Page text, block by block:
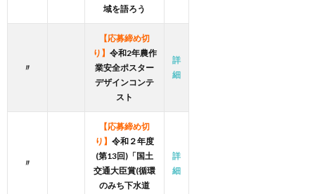
域を語ろう
〃
【応募締め切
り】 令和2年農作
業安全ポスター
デザインコンテ
スト
詳
細
〃
【応募締め切
り】 令和２年度
(第13回)「国土
交通大臣賞(循環
のみち下水道
詳
細